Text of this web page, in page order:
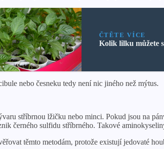
ČTĚTE VÍCE
Kolik lilku můžete
nebo česneku tedy není nic jiného než mýtus.
stříbrnou lžičku nebo minci. Pokud jsou na
černého sulfidu stříbrného. Takové
těmto metodám, protože existují jedovaté